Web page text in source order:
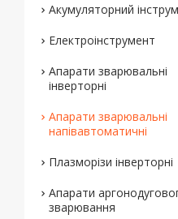
Акумуляторний
Електроінструмент
Апарати зварювальні
інверторні
Апарати зварювальні
напівавтоматичні
Плазморізи інверторні
Апарати
зварювання